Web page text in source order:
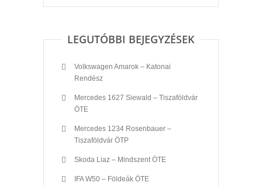
LEGUTÓBBI BEJEGYZÉSEK
Volkswagen Amarok – Katonai
Rendész
Mercedes 1627 Siewald – Tiszaföldvár
ÖTE
Mercedes 1234 Rosenbauer –
Tiszaföldvár ÖTP
Skoda Liaz – Mindszent ÖTE
IFA W50 – Földeák ÖTE